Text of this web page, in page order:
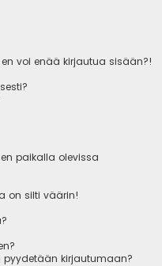
voi enää kirjautua sisään?!
paikalla olevissa
on silti väärin!
pyydetään kirjautumaan?